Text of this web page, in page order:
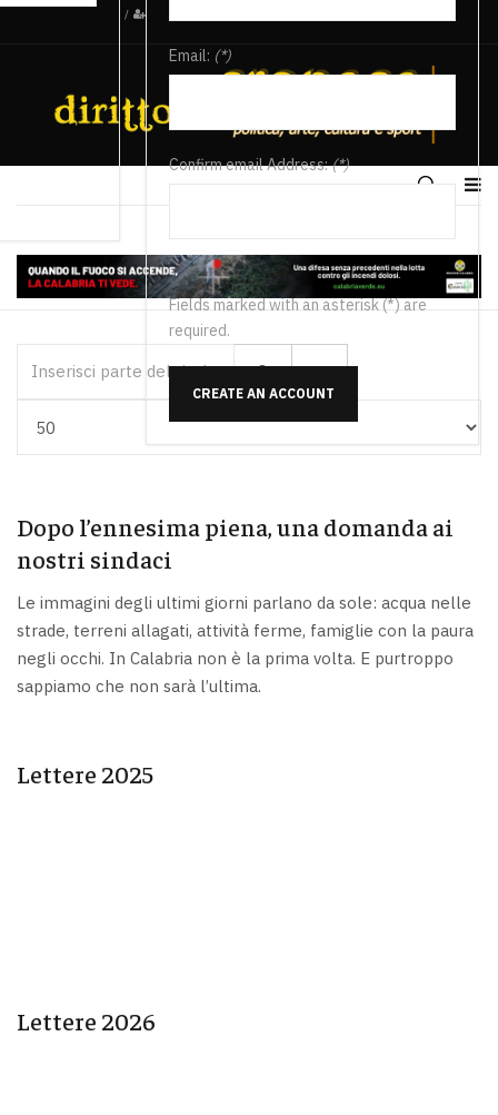
/
Email: (*)
Confirm email Address:(*)
Fields marked with an asterisk (*) are
required.
CREATE AN ACCOUNT
Dopo l’ennesima piena, una domanda ai
nostri sindaci
Le immagini degli ultimi giorni parlano da sole: acqua nelle
strade, terreni allagati, attività ferme, famiglie con la paura
negli occhi. In Calabria non è la prima volta. E purtroppo
sappiamo che non sarà l’ultima.
Lettere 2025
Lettere 2026